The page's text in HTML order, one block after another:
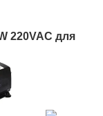
220VAC для